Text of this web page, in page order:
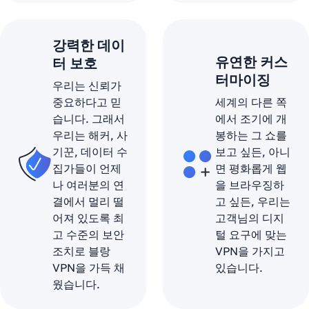
강력한 데이
터 보호
우리는 신뢰가
중요하다고 믿
습니다. 그래서
우리는 해커, 사
기꾼, 데이터 수
집가들이 언제
나 여러분의 연
결에서 멀리 떨
어져 있도록 최
고 수준의 보안
조치로 블랑
VPN을 가득 채
웠습니다.
유연한 커스
터마이징
세계의 다른 쪽
에서 조기에 개
봉하는 그 쇼를
보고 싶든, 아니
면 평화롭게 웹
을 브라우징하
고 싶든, 우리는
고객님의 디지
털 요구에 맞는
VPN을 가지고
있습니다.